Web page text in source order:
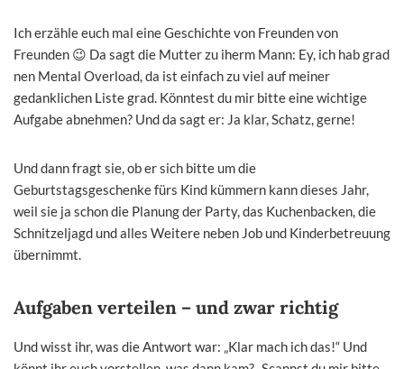
Ich erzähle euch mal eine Geschichte von Freunden von
Freunden 😉 Da sagt die Mutter zu iherm Mann: Ey, ich hab grad
nen Mental Overload, da ist einfach zu viel auf meiner
gedanklichen Liste grad. Könntest du mir bitte eine wichtige
Aufgabe abnehmen? Und da sagt er: Ja klar, Schatz, gerne!
Und dann fragt sie, ob er sich bitte um die
Geburtstagsgeschenke fürs Kind kümmern kann dieses Jahr,
weil sie ja schon die Planung der Party, das Kuchenbacken, die
Schnitzeljagd und alles Weitere neben Job und Kinderbetreuung
übernimmt.
Aufgaben verteilen – und zwar richtig
Und wisst ihr, was die Antwort war: „Klar mach ich das!“ Und